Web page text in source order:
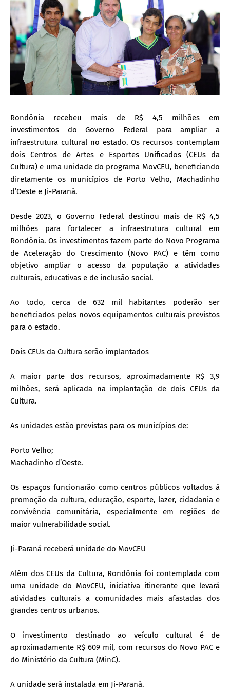
Rondônia recebeu mais de R$ 4,5 milhões em
investimentos do Governo Federal para ampliar a
infraestrutura cultural no estado. Os recursos contemplam
dois Centros de Artes e Esportes Unificados (CEUs da
Cultura) e uma unidade do programa MovCEU, beneficiando
diretamente os municípios de Porto Velho, Machadinho
d’Oeste e Ji-Paraná.
Desde 2023, o Governo Federal destinou mais de R$ 4,5
milhões para fortalecer a infraestrutura cultural em
Rondônia. Os investimentos fazem parte do Novo Programa
de Aceleração do Crescimento (Novo PAC) e têm como
objetivo ampliar o acesso da população a atividades
culturais, educativas e de inclusão social.
Ao todo, cerca de 632 mil habitantes poderão ser
beneficiados pelos novos equipamentos culturais previstos
para o estado.
Dois CEUs da Cultura serão implantados
A maior parte dos recursos, aproximadamente R$ 3,9
milhões, será aplicada na implantação de dois CEUs da
Cultura.
As unidades estão previstas para os municípios de:
Porto Velho;
Machadinho d’Oeste.
Os espaços funcionarão como centros públicos voltados à
promoção da cultura, educação, esporte, lazer, cidadania e
convivência comunitária, especialmente em regiões de
maior vulnerabilidade social.
Ji-Paraná receberá unidade do MovCEU
Além dos CEUs da Cultura, Rondônia foi contemplada com
uma unidade do MovCEU, iniciativa itinerante que levará
atividades culturais a comunidades mais afastadas dos
grandes centros urbanos.
O investimento destinado ao veículo cultural é de
aproximadamente R$ 609 mil, com recursos do Novo PAC e
do Ministério da Cultura (MinC).
A unidade será instalada em Ji-Paraná.